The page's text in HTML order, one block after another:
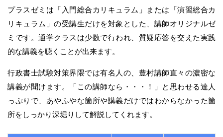
プラスゼミは「入門総合カリキュラム」または「演習総合カ
リキュラム」の受講生だけを対象とした、講師オリジナルゼ
ミです。通学クラスは少数で行われ、質疑応答を交えた実践
的な講義を聴くことが出来ます。
行政書士試験対策界隈では有名人の、豊村講師直々の濃密な
講義が聞けます。「この講師なら・・・！」と思わせる達人
っぷりで、あやふやな箇所や講義だけではわからなかった箇
所をしっかり深堀りして解説してくれます。